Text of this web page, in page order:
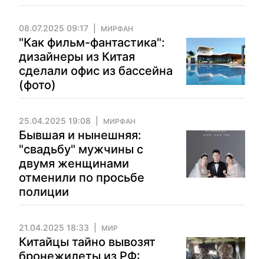
08.07.2025 09:17 МИРФАН
"Как фильм-фантастика":
дизайнеры из Китая
сделали офис из бассейна
(фото)
25.04.2025 19:08 МИРФАН
Бывшая и нынешняя:
"свадьбу" мужчины с
двумя женщинами
отменили по просьбе
полиции
21.04.2025 18:33 МИР
Китайцы тайно вывозят
бронежилеты из РФ: